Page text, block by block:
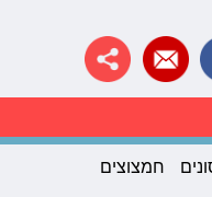
חמצוצים